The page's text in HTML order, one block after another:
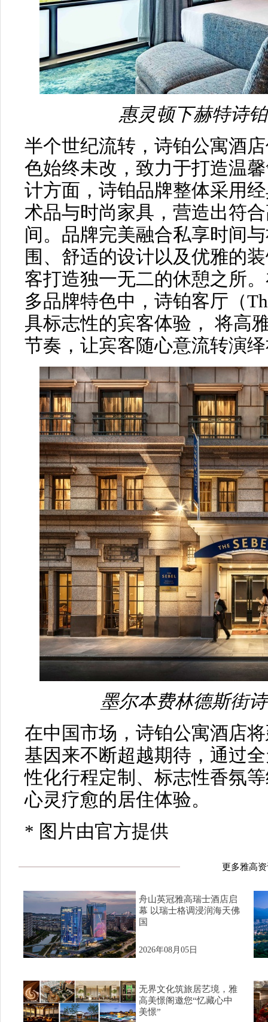
惠灵顿下赫特诗
半个世纪流转，诗铂公寓酒
色始终未改，致力于打造温
计方面，诗铂品牌整体采用
术品与时尚家具，营造出符
间。品牌完美融合私享时间
围、舒适的设计以及优雅的
客打造独一无二的休憩之所
多品牌特色中，诗铂客厅（
具标志性的宾客体验， 将高
节奏，让宾客随心意流转演
墨尔本费林德斯街
在中国市场，诗铂公寓酒店
基因来不断超越期待，通过
性化行程定制、标志性香氛
心灵疗愈的居住体验。
* 图片由官方提供
更多雅高
舟山英冠雅高瑞士酒店启
幕 以瑞士格调浸润海天佛
国
2026年08月05日
无界文化筑旅居艺境，雅
高美憬阁邀您“忆藏心中
美憬”